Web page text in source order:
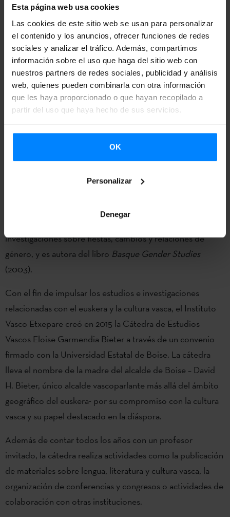
Esta página web usa cookies
Las cookies de este sitio web se usan para personalizar
el contenido y los anuncios, ofrecer funciones de redes
sociales y analizar el tráfico. Además, compartimos
información sobre el uso que haga del sitio web con
nuestros partners de redes sociales, publicidad y análisis
web, quienes pueden combinarla con otra información
que les haya proporcionado o que hayan recopilado a
partir del uso que haya hecho de sus servicios.
OK
Personalizar
Denegar
del matriarcado a la realidad del poder patriarcal.
lado realizará un recorrido histórico para mostrar, desde la
perspectiva de género, cómo era y cómo es actualmente la
realidad en la vida cotidiana del País Vasco, en la
organización social y política, en el contexto laboral o en
las fiestas populares.
Asimismo, Bullen prestará atención a latransmisión
cultural y el papel que juegan las mujeres en ella.Por
último, analizará la evolución del feminismo en el País
Vasco y sus conexiones con el euskera y los movimientos
antropología de la UPV. En los últimos años ha realizado
investigaciones sobre fiestas, cambios y relaciones de
género, y es autora del libro Basque Gender Studies
(2003).
Con el fin de impulsar los estudios e investigaciones
relacionadas con el euskera y la cultura vasca, el Instituto
Vasco Etxepare creó en 2015 la Cátedra de Estudios
Vascos Eloise Garmendia Bieter a través de un convenio
firmado con la Universidad Estatal de Boise. La cátedra
lleva el nombre de la madre del alcalde de Boise – David
H. Bieter, único alcalde vascoparlante más allá del ámbito
geográfico del euskera- por su compromiso con la cultura
vasca y su papel destacado en la diáspora.
Además de contar todos los años con un profesor
invitado, la cátedra realiza actividades como la publicación
de materiales sobre lengua, literatura y cultura vasca, la
organización de conferencias y congresos o actividades de
colaboración con otras instituciones.